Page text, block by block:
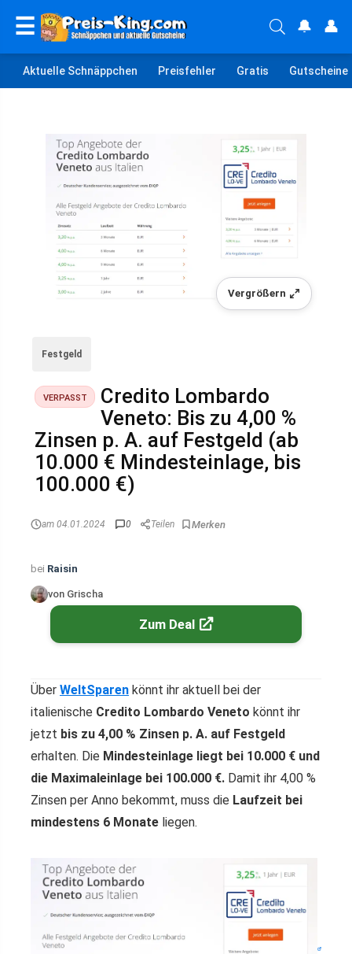
☰ 🔔 👤
Aktuelle Schnäppchen Preisfehler Gratis Gutscheine
Vergrößern
Festgeld
VERPASST
Credito Lombardo
Veneto: Bis zu 4,00 %
Zinsen p. A. auf Festgeld (ab
10.000 € Mindesteinlage, bis
100.000 €)
am 04.01.2024 0 Teilen
bei Raisin
von Grischa
Zum Deal
Über WeltSparen könnt ihr aktuell bei der
italienische Credito Lombardo Veneto könnt ihr
jetzt bis zu 4,00 % Zinsen p. A. auf Festgeld
erhalten. Die Mindesteinlage liegt bei 10.000 € und
die Maximaleinlage bei 100.000 €. Damit ihr 4,00 %
Zinsen per Anno bekommt, muss die Laufzeit bei
mindestens 6 Monate liegen.